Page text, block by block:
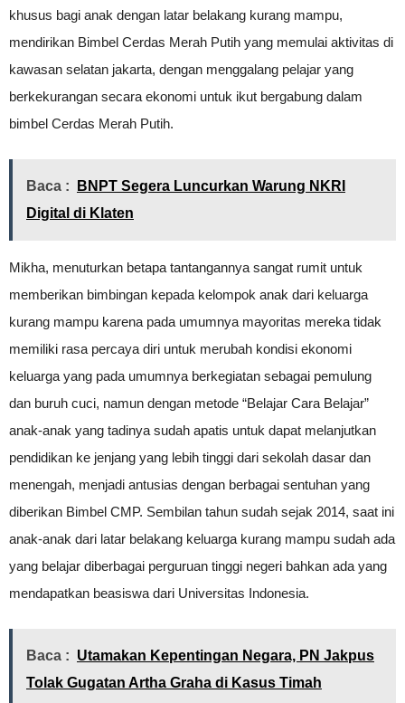
khusus bagi anak dengan latar belakang kurang mampu,
mendirikan Bimbel Cerdas Merah Putih yang memulai aktivitas di
kawasan selatan jakarta, dengan menggalang pelajar yang
berkekurangan secara ekonomi untuk ikut bergabung dalam
bimbel Cerdas Merah Putih.
Baca :
BNPT Segera Luncurkan Warung NKRI
Digital di Klaten
Mikha, menuturkan betapa tantangannya sangat rumit untuk
memberikan bimbingan kepada kelompok anak dari keluarga
kurang mampu karena pada umumnya mayoritas mereka tidak
memiliki rasa percaya diri untuk merubah kondisi ekonomi
keluarga yang pada umumnya berkegiatan sebagai pemulung
dan buruh cuci, namun dengan metode “Belajar Cara Belajar”
anak-anak yang tadinya sudah apatis untuk dapat melanjutkan
pendidikan ke jenjang yang lebih tinggi dari sekolah dasar dan
menengah, menjadi antusias dengan berbagai sentuhan yang
diberikan Bimbel CMP. Sembilan tahun sudah sejak 2014, saat ini
anak-anak dari latar belakang keluarga kurang mampu sudah ada
yang belajar diberbagai perguruan tinggi negeri bahkan ada yang
mendapatkan beasiswa dari Universitas Indonesia.
Baca : Utamakan Kepentingan Negara, PN Jakpus
Tolak Gugatan Artha Graha di Kasus Timah